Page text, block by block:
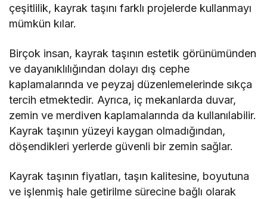
çeşitlilik, kayrak taşını farklı projelerde kullanmayı
mümkün kılar.
Birçok insan, kayrak taşının estetik görünümünden
ve dayanıklılığından dolayı dış cephe
kaplamalarında ve peyzaj düzenlemelerinde sıkça
tercih etmektedir. Ayrıca, iç mekanlarda duvar,
zemin ve merdiven kaplamalarında da kullanılabilir.
Kayrak taşının yüzeyi kaygan olmadığından,
döşendikleri yerlerde güvenli bir zemin sağlar.
Kayrak taşının fiyatları, taşın kalitesine, boyutuna
ve işlenmiş hale getirilme sürecine bağlı olarak